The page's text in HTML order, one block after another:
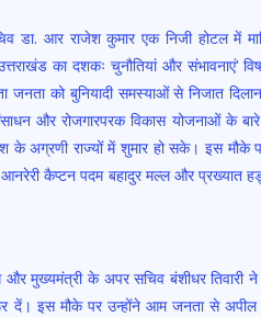
डा. आर राजेश कुमार एक निजी होटल में
का दशकः चुनौतियां और संभावनाएं‘
जनता को बुनियादी समस्याओं से निजात
और रोजगारपरक विकास योजनाओं के
अग्रणी राज्यों में शुमार हो सके। इस मौके
कैप्टन पदम बहादुर मल्ल और प्रख्यात
और मुख्यमंत्री के अपर सचिव बंशीधर
दें। इस मौके पर उन्होंने आम जनता से अपील